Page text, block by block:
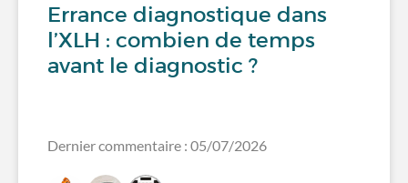
Errance diagnostique dans
l’XLH : combien de temps
avant le diagnostic ?
Dernier commentaire : 05/07/2026